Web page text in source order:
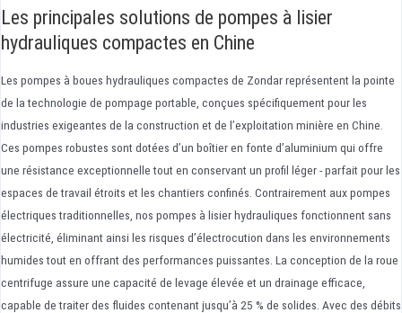
Les principales solutions de pompes à lisier
hydrauliques compactes en Chine
Les pompes à boues hydrauliques compactes de Zondar représentent la pointe
de la technologie de pompage portable, conçues spécifiquement pour les
industries exigeantes de la construction et de l’exploitation minière en Chine.
Ces pompes robustes sont dotées d’un boîtier en fonte d’aluminium qui offre
une résistance exceptionnelle tout en conservant un profil léger - parfait pour les
espaces de travail étroits et les chantiers confinés. Contrairement aux pompes
électriques traditionnelles, nos pompes à lisier hydrauliques fonctionnent sans
électricité, éliminant ainsi les risques d’électrocution dans les environnements
humides tout en offrant des performances puissantes. La conception de la roue
centrifuge assure une capacité de levage élevée et un drainage efficace,
capable de traiter des fluides contenant jusqu’à 25 % de solides. Avec des débits